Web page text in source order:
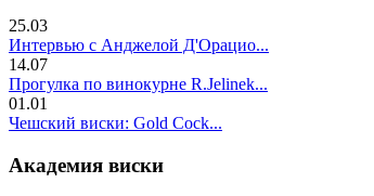
25.03
Интервью с Анджелой Д'Орацио...
14.07
Прогулка по винокурне R.Jelinek...
01.01
Чешский виски: Gold Cock...
Академия виски